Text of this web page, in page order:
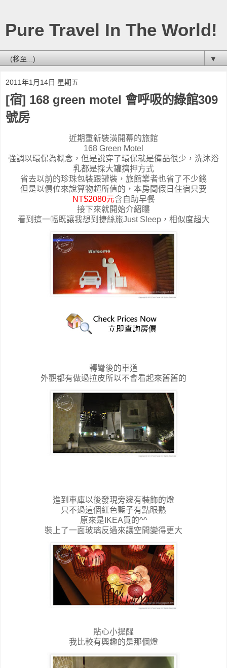
Pure Travel In The World!
▼
2011年1月14日 星期五
[宿] 168 green motel 會呼吸的綠館309
號房
近期重新裝潢開幕的旅館
168 Green Motel
強調以環保為概念，但是說穿了環保就是備品很少，洗沐浴
乳都是採大罐擠押方式
省去以前的珍珠包裝跟罐裝，旅館業者也省了不少錢
但是以價位來說算物超所值的，本房間假日住宿只要
NT$2080元含自助早餐
接下來就開始介紹瞜
看到這一幅既讓我想到捷絲旅Just Sleep，相似度超大
轉彎後的車道
外觀都有做過拉皮所以不會看起來舊舊的
進到車庫以後發現旁邊有裝飾的燈
只不過這個紅色藍子有點眼熟
原來是IKEA買的^^
裝上了一面玻璃反過來讓空間變得更大
貼心小提醒
我比較有興趣的是那個燈